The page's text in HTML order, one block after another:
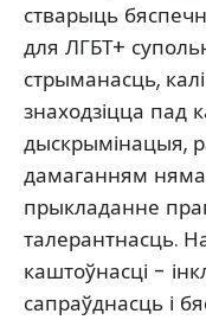
стварыць
для ЛГБТ+
стрыманасць,
знаходзіцца пад
дыскрымінацыя,
дамаганням
прыкладанне
талерантнасць.
каштоўнасці -
сапраўднасць і